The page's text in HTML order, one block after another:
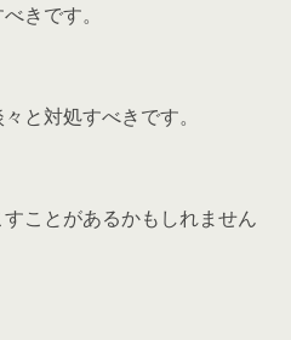
きです。
と対処すべきです。
ことがあるかもしれません